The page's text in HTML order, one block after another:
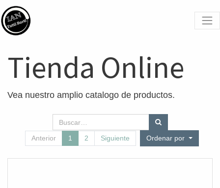
Tienda Online
Vea nuestro amplio catalogo de productos.
Anterior 1 2 Siguiente Ordenar por